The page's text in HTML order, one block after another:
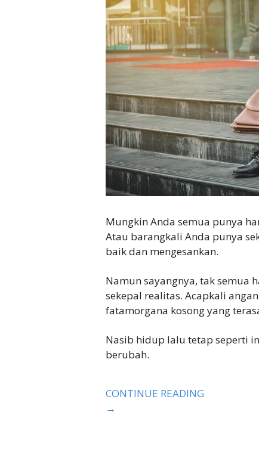
Mungkin Anda semua punya
Atau barangkali Anda punya
baik dan mengesankan.
Namun sayangnya, tak semua
sekepal realitas. Acapkali
fatamorgana kosong yang
Nasib hidup lalu tetap seperti
berubah.
CONTINUE READING
→